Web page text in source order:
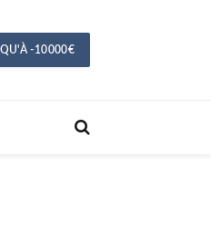
-10000€